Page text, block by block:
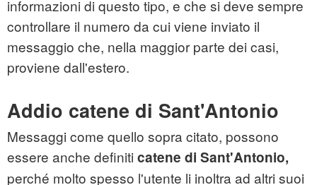
informazioni di questo tipo, e che si deve sempre
controllare il numero da cui viene inviato il
messaggio che, nella maggior parte dei casi,
proviene dall'estero.
Addio catene di Sant'Antonio
Messaggi come quello sopra citato, possono
essere anche definiti catene di Sant'Antonio,
perché molto spesso l'utente li inoltra ad altri suoi